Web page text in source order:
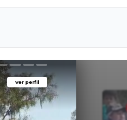
Ver perfil
Ver perfil